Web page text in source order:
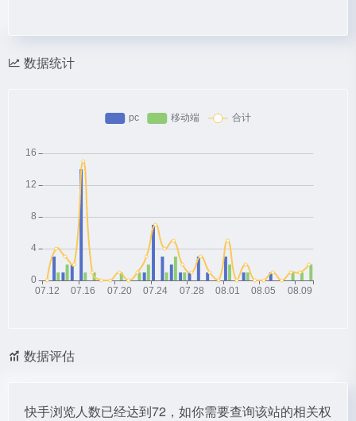
数据统计
数据评估
快手浏览人数已经达到72，如你需要查询该站的相关权